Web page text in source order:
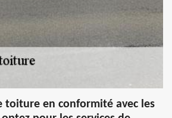
toiture en conformité avec les